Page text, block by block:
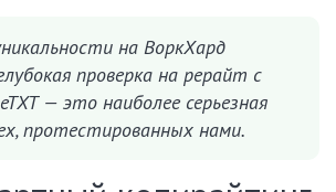
на ВоркХард
проверка на рерайт с
— это наиболее серьезная
протестированных нами.